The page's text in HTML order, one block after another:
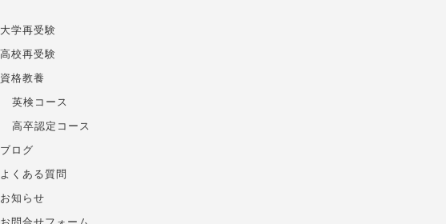
大学再受験
高校再受験
資格教養
英検コース
高卒認定コース
ブログ
よくある質問
お知らせ